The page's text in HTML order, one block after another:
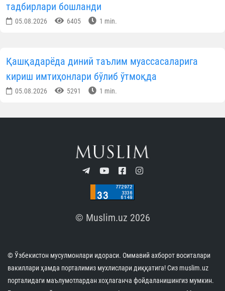
тадбирлари бошланди
05.08.2026 6405 1 min.
Қашқадарёда диний таълим муассасаларига
кириш имтиҳонлари бўлиб ўтмоқда
05.08.2026 5291 1 min.
© Muslim.uz 2026
© Ўзбекистон мусулмонлари идораси. Оммавий ахборот воситалари
вакиллари ҳамда порталимиз мухлислари диққатига! Сиз muslim.uz
порталидаги маълумотлардан хоҳлаганча фойдаланишингиз мумкин.